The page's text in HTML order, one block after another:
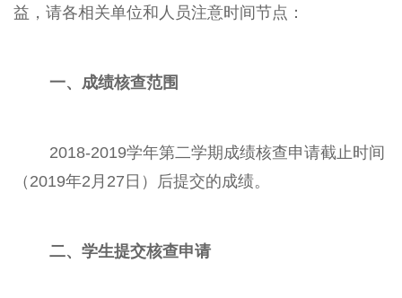
益，请各相关单位和人员注意时间节点：
一、成绩核查范围
2018-2019学年第二学期成绩核查申请截止时间
（2019年2月27日）后提交的成绩。
二、学生提交核查申请